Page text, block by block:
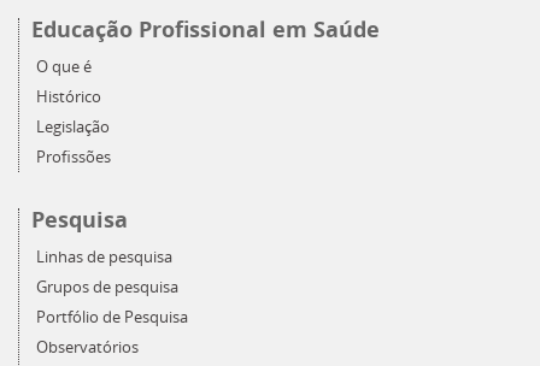
Educação Profissional em Saúde
O que é
Histórico
Legislação
Profissões
Pesquisa
Linhas de pesquisa
Grupos de pesquisa
Portfólio de Pesquisa
Observatórios